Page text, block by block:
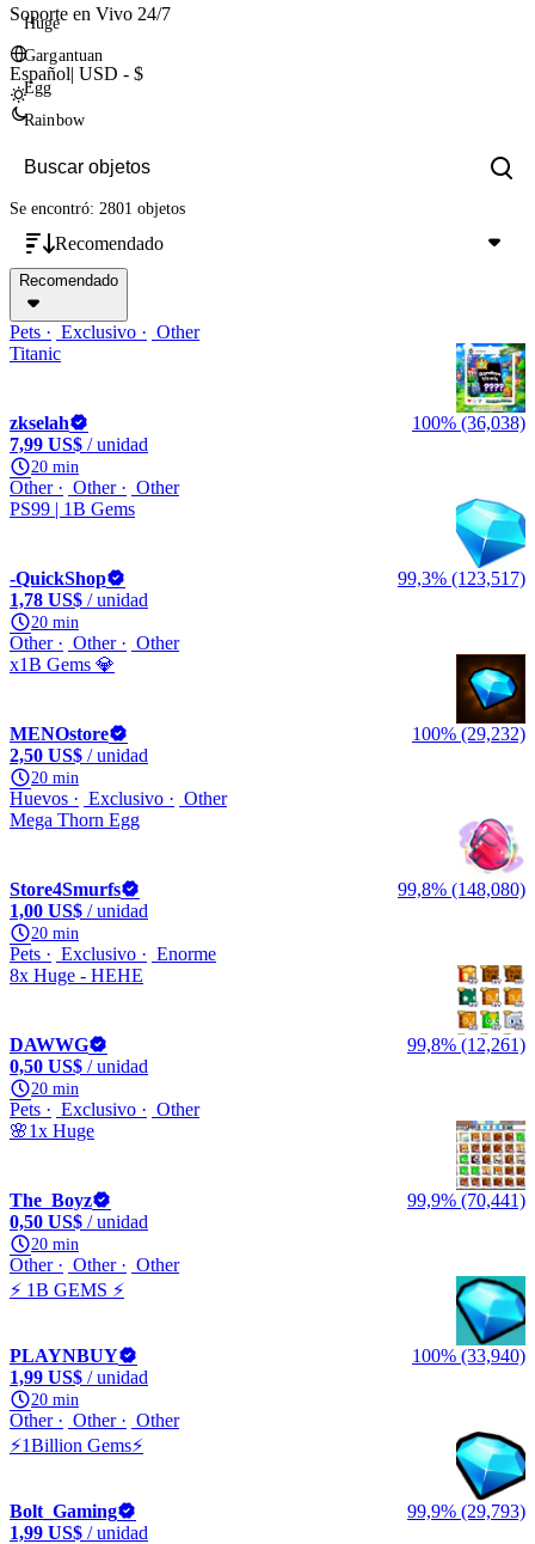
Soporte en Vivo 24/7
Español| USD - $
Huge
Gargantuan
Egg
Rainbow
Se encontró: 2801 objetos
Recomendado
Recomendado
Pets Exclusivo
Other
Titanic
zkselah
100% (36,038)
7,99 US$ / unidad
20 min
Other Other
Other
PS99 | 1B Gems
-QuickShop
99,3% (123,517)
1,78 US$ / unidad
20 min
Other Other
Other
x1B Gems 💎
MENOstore
100% (29,232)
2,50 US$ / unidad
20 min
Huevos Exclusivo
Other
Mega Thorn Egg
Store4Smurfs
99,8% (148,080)
1,00 US$ / unidad
20 min
Pets Exclusivo
Enorme
8x Huge - HEHE
DAWWG
99,8% (12,261)
0,50 US$ / unidad
20 min
Pets Exclusivo
Other
🌸1x Huge
The_Boyz
99,9% (70,441)
0,50 US$ / unidad
20 min
Other Other
Other
⚡ 1B GEMS ⚡
PLAYNBUY
100% (33,940)
1,99 US$ / unidad
20 min
Other Other
Other
⚡1Billion Gems⚡
Bolt_Gaming
99,9% (29,793)
1,99 US$ / unidad